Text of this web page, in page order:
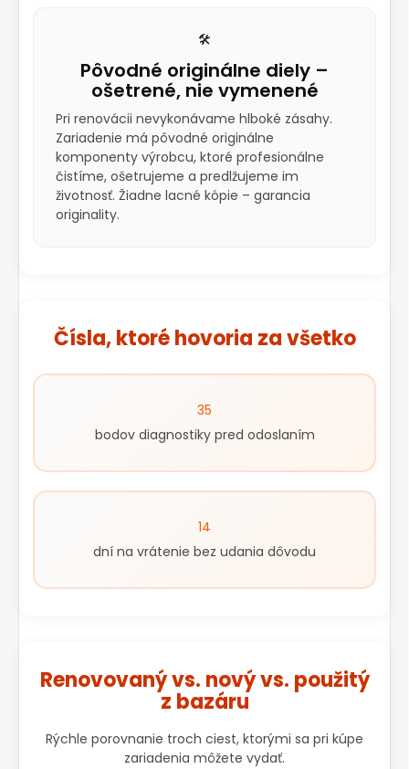
🛠️
Pôvodné originálne diely –
ošetrené, nie vymenené
Pri renovácii nevykonávame hlboké zásahy.
Zariadenie má pôvodné originálne
komponenty výrobcu, ktoré profesionálne
čistíme, ošetrujeme a predlžujeme im
životnosť. Žiadne lacné kópie – garancia
originality.
Čísla, ktoré hovoria za všetko
35
bodov diagnostiky pred odoslaním
14
dní na vrátenie bez udania dôvodu
Renovovaný vs. nový vs. použitý
z bazáru
Rýchle porovnanie troch ciest, ktorými sa pri kúpe
zariadenia môžete vydať.